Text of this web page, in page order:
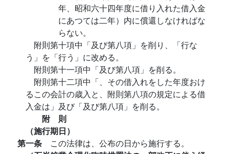
年、昭和六十四年度に借り入れた借入金
にあつては二年）内に償還しなければな
らない。
附則第十項中「及び第八項」を削り、「行な
う」を「行う」に改める。
附則第十一項中「及び第八項」を削る。
附則第十二項中「、その借入れをした年度おけ
るこの会計の歳入と、附則第八項の規定による借
入金は」及び「及び第八項」を削る。
附 則
（施行期日）
第一条 この法律は、公布の日から施行する。